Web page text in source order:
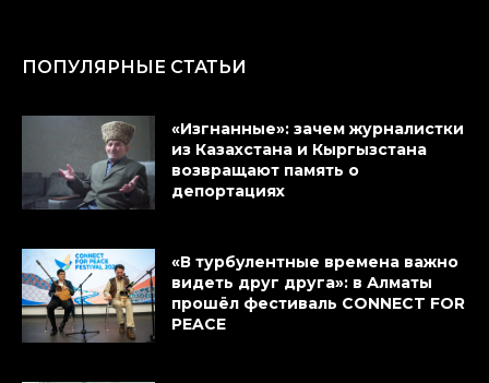
ПОПУЛЯРНЫЕ СТАТЬИ
«Изгнанные»: зачем журналистки
из Казахстана и Кыргызстана
возвращают память о
депортациях
«В турбулентные времена важно
видеть друг друга»: в Алматы
прошёл фестиваль CONNECT FOR
PEACE